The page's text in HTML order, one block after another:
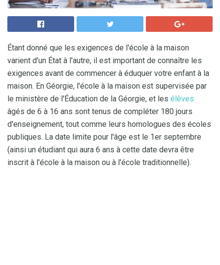
Étant donné que les exigences de l'école à la maison
varient d'un État à l'autre, il est important de connaître les
exigences avant de commencer à éduquer votre enfant à la
maison. En Géorgie, l'école à la maison est supervisée par
le ministère de l'Éducation de la Géorgie, et les élèves
âgés de 6 à 16 ans sont tenus de compléter 180 jours
d'enseignement, tout comme leurs homologues des écoles
publiques. La date limite pour l'âge est le 1er septembre
(ainsi un étudiant qui aura 6 ans à cette date devra être
inscrit à l'école à la maison ou à l'école traditionnelle).